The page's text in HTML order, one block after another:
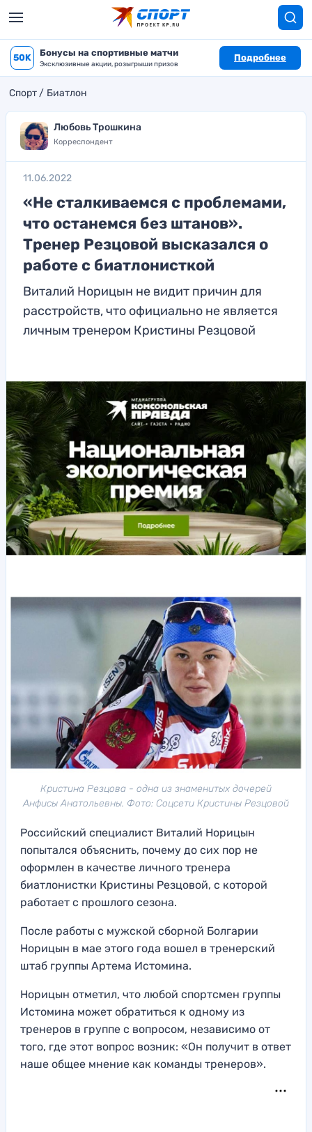
50K Бонусы на спортивные матчи
Эксклюзивные акции, розыгрыши призов
Подробнее
Спорт Биатлон
Любовь Трошкина
Корреспондент
11.06.2022
«Не сталкиваемся с проблемами,
что останемся без штанов».
Тренер Резцовой высказался о
работе с биатлонисткой
Виталий Норицын не видит причин для
расстройств, что официально не является
личным тренером Кристины Резцовой
Кристина Резцова - одна из знаменитых дочерей
Анфисы Анатольевны. Фото: Соцсети Кристины Резцовой
Российский специалист Виталий Норицын
попытался объяснить, почему до сих пор не
оформлен в качестве личного тренера
биатлонистки Кристины Резцовой, с которой
работает с прошлого сезона.
После работы с мужской сборной Болгарии
Норицын в мае этого года вошел в тренерский
штаб группы Артема Истомина.
Норицын отметил, что любой спортсмен группы
Истомина может обратиться к одному из
тренеров в группе с вопросом, независимо от
того, где этот вопрос возник: «Он получит в ответ
наше общее мнение как команды тренеров».